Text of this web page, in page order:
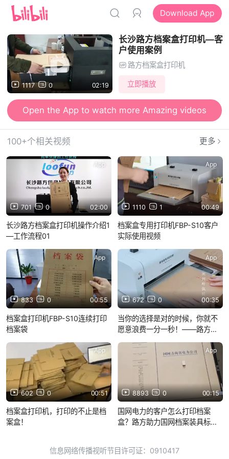
Download App
1117 0 02:19
长沙路方档案盒打印机—客
户使用案例
路方档案盒打印机
立即播放
Open the App to watch more Amazing videos
100+个相关视频 更多
701 0 02:00
App
长沙路方档案盒打印机操作介绍1
—工作流程01
1110 1 00:49
App
档案盒专用打印机FBP-S10客户
实际使用视频
833 0 00:55
App
档案盒打印机FBP-S10连续打印
档案袋
672 0 00:35
App
当你的选择是对的时候，你就不
愿意浪费一分一秒！——路方档
602 0 00:51
App
档案盒打印机，打印的不止是档
案盒！
8893 0 00:15
App
国网电力的客户怎么打印档案
盒？路方助力国网档案装具标准
信息网络传播视听节目许可证：0910417